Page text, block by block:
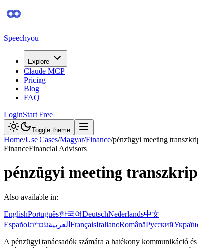
Speechyou
Explore
Claude MCP
Pricing
Blog
FAQ
LoginStart Free
Toggle theme
Home/Use Cases/Magyar/Finance/pénzügyi meeting
FinanceFinancial Advisors
pénzügyi meeting
Also available in:
EnglishPortuguês한국어DeutschNederlands中文
Español
العربيةעברית FrançaisItalianoRomânăРусский
A pénzügyi tanácsadók számára a hatékony kommunikáció